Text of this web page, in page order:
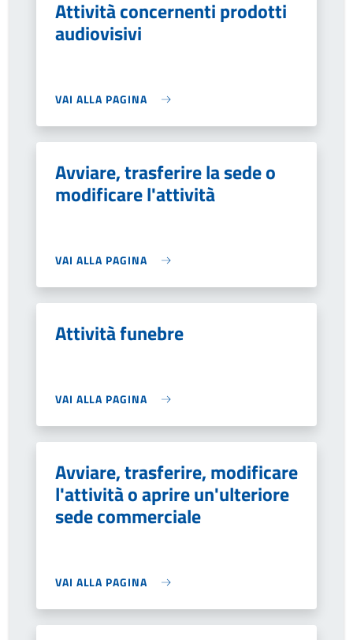
Attività concernenti prodotti
audiovisivi
VAI ALLA PAGINA
Avviare, trasferire la sede o
modificare l'attività
VAI ALLA PAGINA
Attività funebre
VAI ALLA PAGINA
Avviare, trasferire, modificare
l'attività o aprire un'ulteriore
sede commerciale
VAI ALLA PAGINA